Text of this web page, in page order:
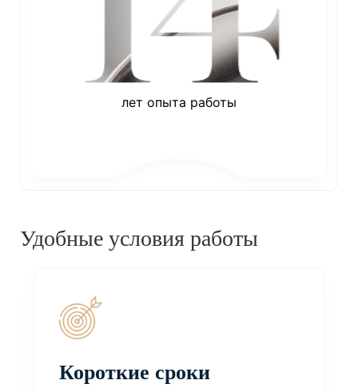
лет опыта работы
Удобные условия работы
Короткие сроки